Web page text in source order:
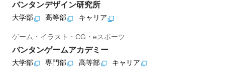
バンタンデザイン研究所
大学部 高等部 キャリア
ゲーム・イラスト・CG・eスポーツ
バンタンゲームアカデミー
大学部 専門部 高等部 キャリア